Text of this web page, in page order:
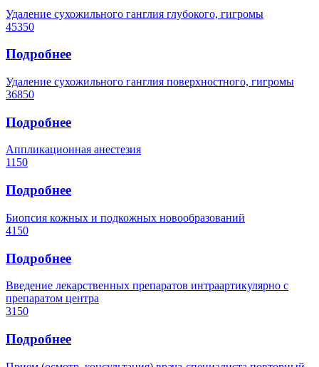
Удаление сухожильного ганглия глубокого, гигромы
45350
Подробнее
Удаление сухожильного ганглия поверхностного, гигромы
36850
Подробнее
Аппликационная анестезия
1150
Подробнее
Биопсия кожных и подкожных новообразований
4150
Подробнее
Введение лекарственных препаратов интраартикулярно с
препаратом центра
3150
Подробнее